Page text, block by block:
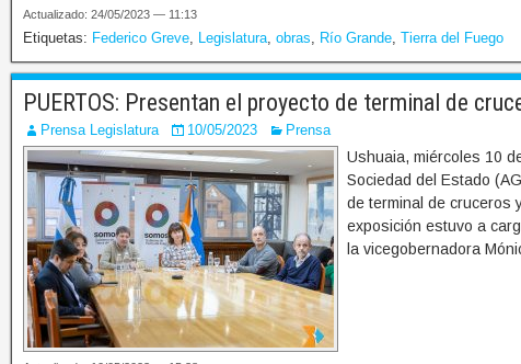
Actualizado: 24/05/2023 — 11:13
Etiquetas: Federico Greve, Legislatura, obras, Río Grande, Tierra del Fuego
PUERTOS: Presentan el proyecto de terminal de
Prensa Legislatura 10/05/2023 Prensa
Ushuaia, miércoles 10
Sociedad del Estado
de terminal de cruceros
exposición estuvo a
la vicegobernadora